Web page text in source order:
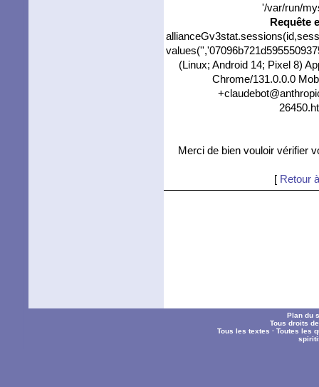
'/var/run/
Requête
(Linux; Android 14; Pixel 8)
Chrome/131.0.0.0
Merci de bien vouloir vérifier
[ Retour
Plan du
Tous droits
Tous les textes ·Toutes les